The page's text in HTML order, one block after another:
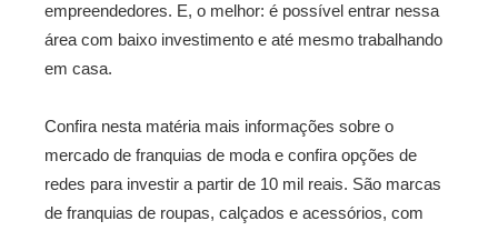
empreendedores. E, o melhor: é possível entrar nessa
área com baixo investimento e até mesmo trabalhando
em casa.
Confira nesta matéria mais informações sobre o
mercado de franquias de moda e confira opções de
redes para investir a partir de 10 mil reais. São marcas
de franquias de roupas, calçados e acessórios, com